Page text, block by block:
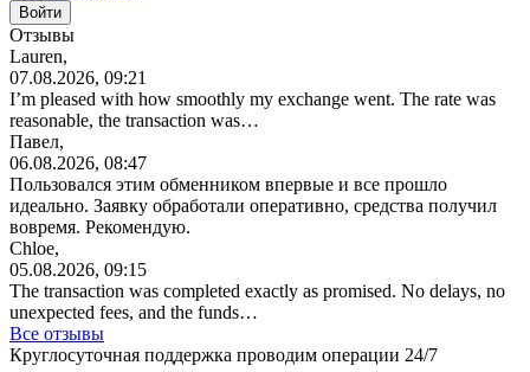
Отзывы
Lauren,
07.08.2026, 09:21
I’m pleased with how smoothly my exchange went. The rate was
reasonable, the transaction was…
Павел,
06.08.2026, 08:47
Пользовался этим обменником впервые и все прошло
идеально. Заявку обработали оперативно, средства получил
вовремя. Рекомендую.
Chloe,
05.08.2026, 09:15
The transaction was completed exactly as promised. No delays, no
unexpected fees, and the funds…
Все отзывы
Круглосуточная поддержка проводим операции 24/7